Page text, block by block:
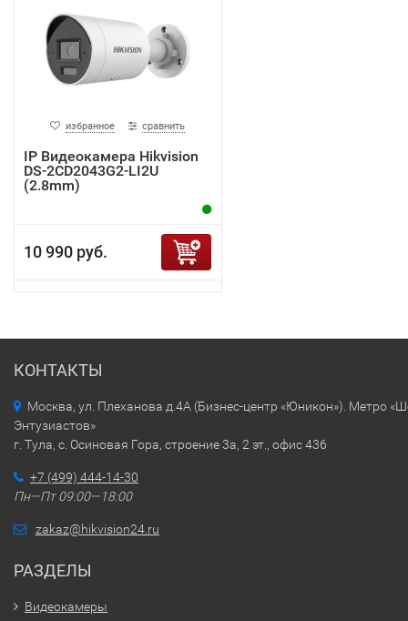
избранное сравнить
IP Видеокамера Hikvision
DS-2CD2043G2-LI2U
(2.8mm)
10 990 руб.
КОНТАКТЫ
Москва, ул. Плеханова д.4А (Бизнес-центр «Юникон»). Метро
Энтузиастов»
г. Тула, с. Осиновая Гора, строение 3а, 2 эт., офис 436
+7 (499) 444-14-30
Пн—Пт 09:00—18:00
zakaz@hikvision24.ru
РАЗДЕЛЫ
Видеокамеры